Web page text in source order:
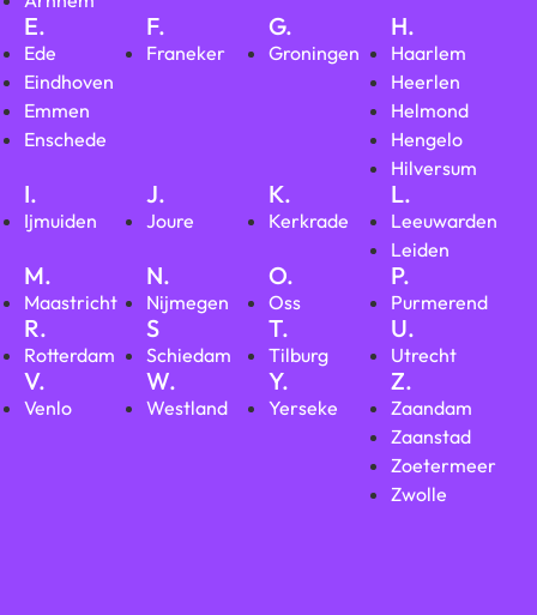
E.
Ede
Eindhoven
Emmen
Enschede
F.
Franeker
G.
Groningen
H.
Haarlem
Heerlen
Helmond
Hengelo
Hilversum
I.
Ijmuiden
J.
Joure
K.
Kerkrade
L.
Leeuwarden
Leiden
M.
Maastricht
N.
Nijmegen
O.
Oss
P.
Purmerend
R.
Rotterdam
S
Schiedam
T.
Tilburg
U.
Utrecht
V.
Venlo
W.
Westland
Y.
Yerseke
Z.
Zaandam
Zaanstad
Zoetermeer
Zwolle